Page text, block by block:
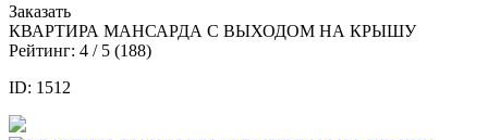
Заказать
КВАРТИРА МАНСАРДА С ВЫХОДОМ НА КРЫШУ
Рейтинг: 4 / 5 (188)
ID: 1512